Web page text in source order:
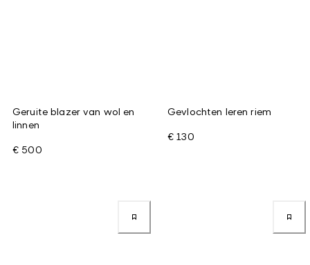
Geruite blazer van wol en
linnen
€ 500
Gevlochten leren riem
€ 130